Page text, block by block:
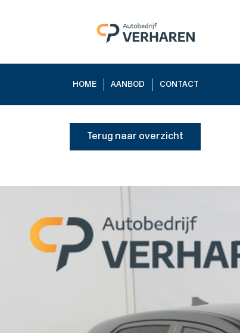
HOME AANBOD CONTACT
Terug naar overzicht